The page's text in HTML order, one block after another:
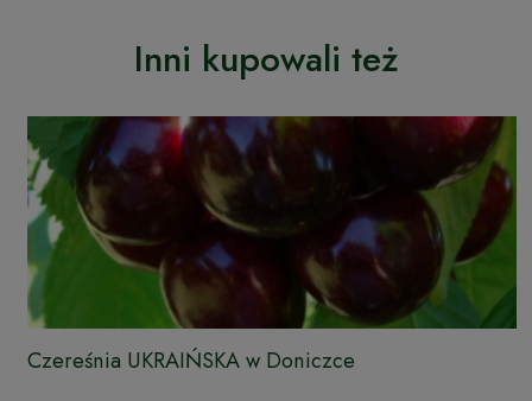
Inni kupowali też
Czereśnia UKRAIŃSKA w Doniczce